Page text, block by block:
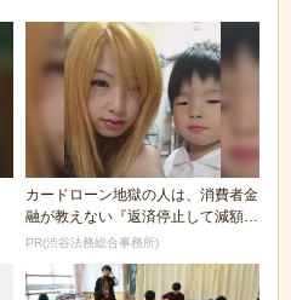
カードローン地獄の人は、消費者金
融が教えない『返済停止して減額・
免除する方法』で...
PR(渋谷法務総合事務所)